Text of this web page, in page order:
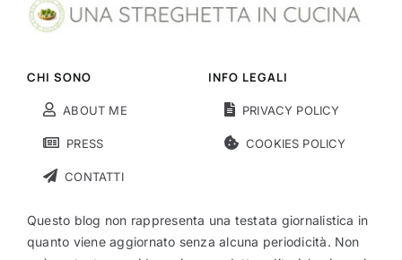
CHI SONO
ABOUT ME
PRESS
CONTATTI
INFO LEGALI
PRIVACY POLICY
COOKIES POLICY
Questo blog non rappresenta una testata giornalistica in
quanto viene aggiornato senza alcuna periodicità. Non